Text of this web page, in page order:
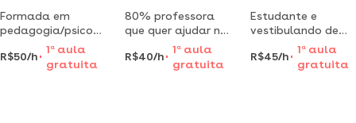
Formada em
pedagogia/psicopedagogia
unip.atendimento
personalizado e
R$50/h
1 aaula
gratuita
80% professora
que quer ajudar na
sua melhor versão
e educação de
qualidade
R$40/h
1 a aula
gratuita
Estudante e
vestibulando de
medicina, com
ótima didática e
conhecimento em
R$45/h
1 aaula
gratuita